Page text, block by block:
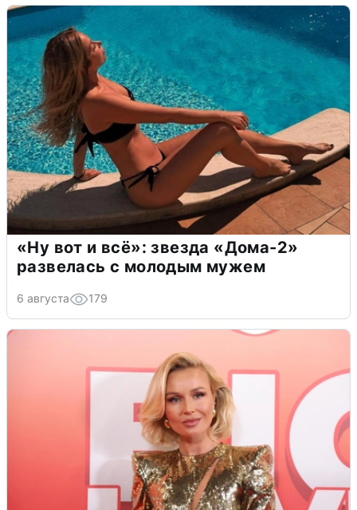
«Ну вот и всё»: звезда «Дома-2»
развелась с молодым мужем
6 августа 179